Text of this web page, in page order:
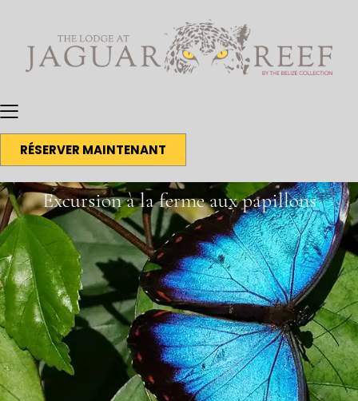
RÉSERVER MAINTENANT
Excursion à la ferme aux papillons